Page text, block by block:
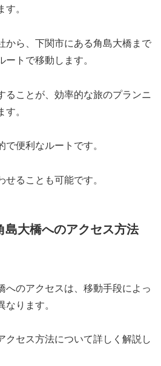
。
から、下関市にある角島大橋まで
トで移動します。
ることが、効率的な旅のプランニ
。
便利なルートです。
ることも可能です。
島大橋へのアクセス方法
へのアクセスは、移動手段によっ
ります。
クセス方法について詳しく解説し